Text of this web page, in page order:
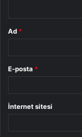
Ad *
E-posta *
İnternet sitesi